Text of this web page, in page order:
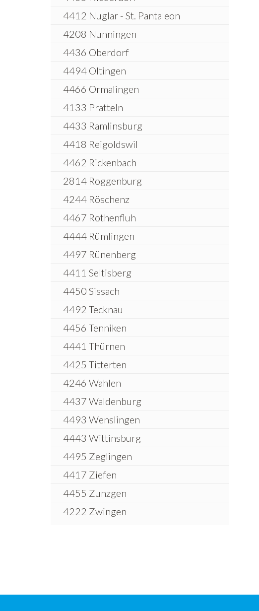
4412 Nuglar - St. Pantaleon
4208 Nunningen
4436 Oberdorf
4494 Oltingen
4466 Ormalingen
4133 Pratteln
4433 Ramlinsburg
4418 Reigoldswil
4462 Rickenbach
2814 Roggenburg
4244 Röschenz
4467 Rothenfluh
4444 Rümlingen
4497 Rünenberg
4411 Seltisberg
4450 Sissach
4492 Tecknau
4456 Tenniken
4441 Thürnen
4425 Titterten
4246 Wahlen
4437 Waldenburg
4493 Wenslingen
4443 Wittinsburg
4495 Zeglingen
4417 Ziefen
4455 Zunzgen
4222 Zwingen